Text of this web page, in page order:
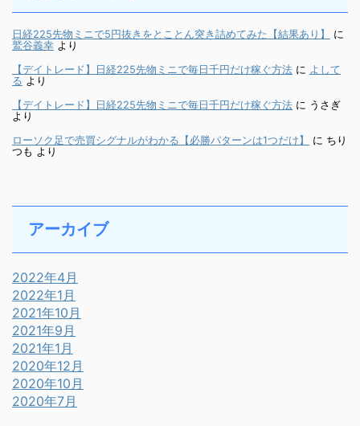
日経225先物ミニで5円抜きをとことん突き詰めてみた【結果あり】
に
鷲谷義幸 より
【デイトレード】日経225先物ミニで毎日千円だけ稼ぐ方法 に よして
る より
【デイトレード】日経225先物ミニで毎日千円だけ稼ぐ方法 に うさぎ
より
ローソク足で売買シグナルがわかる【必勝パターンは1つだけ】
に ちり
つも より
アーカイブ
2022年4月
2022年1月
2021年10月
2021年9月
2021年1月
2020年12月
2020年10月
2020年7月